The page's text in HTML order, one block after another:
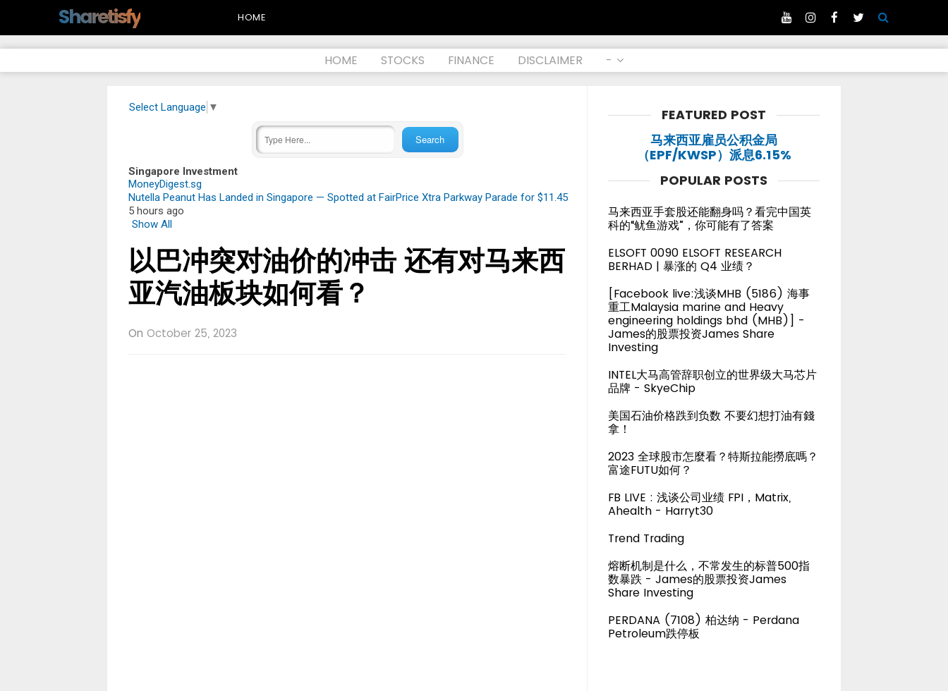
Sharetisfy HOME
HOME STOCKS FINANCE DISCLAIMER -
Select Language ▼
Singapore Investment
MoneyDigest.sg
Nutella Peanut Has Landed in Singapore — Spotted at FairPrice Xtra Parkway Parade for $11.45
5 hours ago
Show All
以巴冲突对油价的冲击 还有对马来西
亚汽油板块如何看？
On October 25, 2023
FEATURED POST
马来西亚雇员公积金局
（EPF/KWSP）派息6.15%
POPULAR POSTS
马来西亚手套股还能翻身吗？看完中国英
科的“鱿鱼游戏”，你可能有了答案
ELSOFT 0090 ELSOFT RESEARCH
BERHAD | 暴涨的 Q4 业绩？
[Facebook live:浅谈MHB (5186) 海事
重工Malaysia marine and Heavy
engineering holdings bhd (MHB)] -
James的股票投资James Share
Investing
INTEL大马高管辞职创立的世界级大马芯片
品牌 - SkyeChip
美国石油价格跌到负数 不要幻想打油有錢
拿！
2023 全球股市怎麼看？特斯拉能撈底嗎？
富途FUTU如何？
FB LIVE : 浅谈公司业绩 FPI，Matrix,
Ahealth - Harryt30
Trend Trading
熔断机制是什么，不常发生的标普500指
数暴跌 - James的股票投资James
Share Investing
PERDANA (7108) 柏达纳 - Perdana
Petroleum跌停板